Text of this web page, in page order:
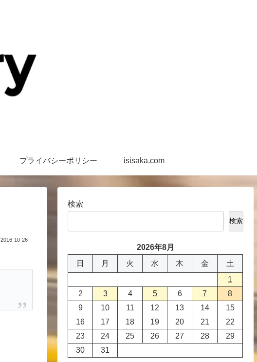
プライバシーポリシー isisaka.com
2016-10-26
検索
検索
2026年8月
日
月 火 水 木 金
土
1
2
3 4 5 6 7
8
9
10 11 12 13 14
15
16
17 18 19 20 21
22
23
24 25 26 27 28
29
30
31